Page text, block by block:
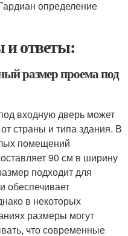
определение
и ответы:
размер проема под
входную дверь может
страны и типа здания. В
помещений
90 см в ширину
подходит для
обеспечивает
в некоторых
размеры могут
что современные